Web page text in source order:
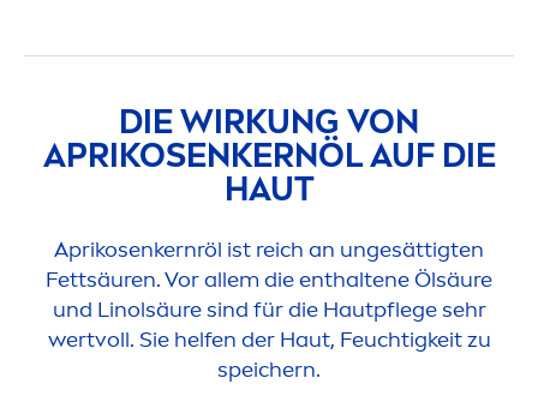
DIE WIRKUNG VON
APRIKOSENKERNÖL AUF DIE
HAUT
Aprikosenkernröl ist reich an ungesättigten
Fettsäuren. Vor allem die enthaltene Ölsäure
und Linolsäure sind für die Hautpflege sehr
wertvoll. Sie helfen der Haut, Feuchtigkeit zu
speichern.